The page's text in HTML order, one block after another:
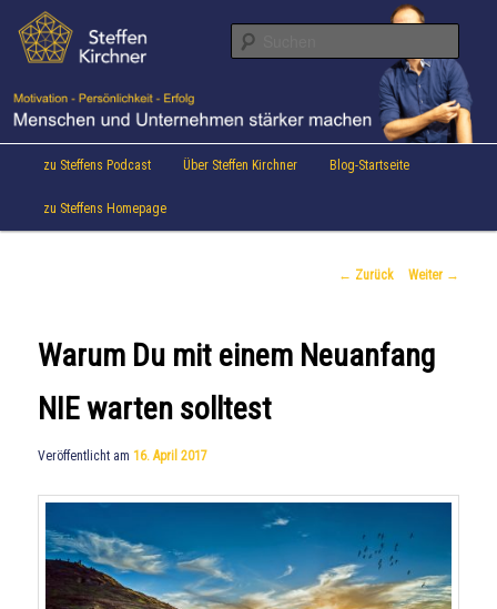
Inhalt
wechseln
Steffen Kirchner Blog
Aktuelles von Speaker & Motivationstrainer Steffen Kirchner
Hauptmenü
zu Steffens Podcast Über Steffen Kirchner Blog-Startseite
zu Steffens Homepage
Beitrags-
← Zurück Weiter →
Warum Du mit einem Neuanfang
NIE warten solltest
Veröffentlicht am16. April 2017